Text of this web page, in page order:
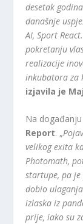
desetak
današnje
AI, Sport
pokretanju
realizacije
inkubatora za
izjavila je
Na
Report. „
velikog exita
Photomath,
startupe, pa
dobio
izlaska iz
prije, iako su